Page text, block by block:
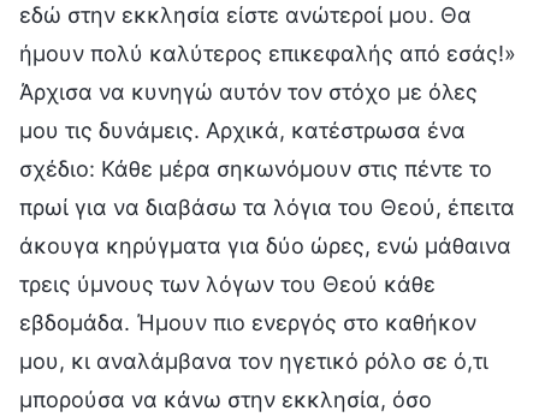
εδώ στην εκκλησία είστε ανώτεροί μου. Θα
ήμουν πολύ καλύτερος επικεφαλής από εσάς!»
Άρχισα να κυνηγώ αυτόν τον στόχο με όλες
μου τις δυνάμεις. Αρχικά, κατέστρωσα ένα
σχέδιο: Κάθε μέρα σηκωνόμουν στις πέντε το
πρωί για να διαβάσω τα λόγια του Θεού, έπειτα
άκουγα κηρύγματα για δύο ώρες, ενώ μάθαινα
τρεις ύμνους των λόγων του Θεού κάθε
εβδομάδα. Ήμουν πιο ενεργός στο καθήκον
μου, κι αναλάμβανα τον ηγετικό ρόλο σε ό,τι
μπορούσα να κάνω στην εκκλησία, όσο